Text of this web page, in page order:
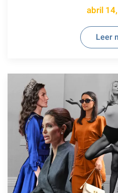
abril
Leer